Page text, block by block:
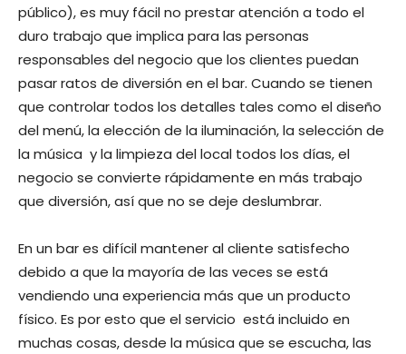
público), es muy fácil no prestar atención a todo el
duro trabajo que implica para las personas
responsables del negocio que los clientes puedan
pasar ratos de diversión en el bar. Cuando se tienen
que controlar todos los detalles tales como el diseño
del menú, la elección de la iluminación, la selección de
la música y la limpieza del local todos los días, el
negocio se convierte rápidamente en más trabajo
que diversión, así que no se deje deslumbrar.
En un bar es difícil mantener al cliente satisfecho
debido a que la mayoría de las veces se está
vendiendo una experiencia más que un producto
físico. Es por esto que el servicio está incluido en
muchas cosas, desde la música que se escucha, las